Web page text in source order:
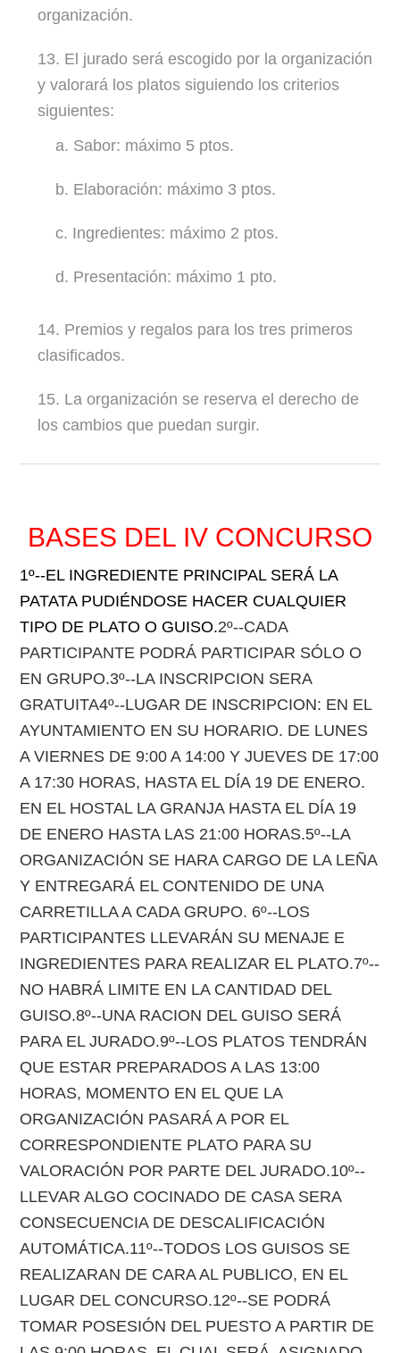
organización.
13. El jurado será escogido por la organización
y valorará los platos siguiendo los criterios
siguientes:
a. Sabor: máximo 5 ptos.
b. Elaboración: máximo 3 ptos.
c. Ingredientes: máximo 2 ptos.
d. Presentación: máximo 1 pto.
14. Premios y regalos para los tres primeros
clasificados.
15. La organización se reserva el derecho de
los cambios que puedan surgir.
BASES DEL IV CONCURSO
1º--EL INGREDIENTE PRINCIPAL SERÁ LA
PATATA PUDIÉNDOSE HACER CUALQUIER
TIPO DE PLATO O GUISO.2º--CADA
PARTICIPANTE PODRÁ PARTICIPAR SÓLO O
EN GRUPO.3º--LA INSCRIPCION SERA
GRATUITA4º--LUGAR DE INSCRIPCION: EN EL
AYUNTAMIENTO EN SU HORARIO. DE LUNES
A VIERNES DE 9:00 A 14:00 Y JUEVES DE 17:00
A 17:30 HORAS, HASTA EL DÍA 19 DE ENERO.
EN EL HOSTAL LA GRANJA HASTA EL DÍA 19
DE ENERO HASTA LAS 21:00 HORAS.5º--LA
ORGANIZACIÓN SE HARA CARGO DE LA LEÑA
Y ENTREGARÁ EL CONTENIDO DE UNA
CARRETILLA A CADA GRUPO. 6º--LOS
PARTICIPANTES LLEVARÁN SU MENAJE E
INGREDIENTES PARA REALIZAR EL PLATO.7º--
NO HABRÁ LIMITE EN LA CANTIDAD DEL
GUISO.8º--UNA RACION DEL GUISO SERÁ
PARA EL JURADO.9º--LOS PLATOS TENDRÁN
QUE ESTAR PREPARADOS A LAS 13:00
HORAS, MOMENTO EN EL QUE LA
ORGANIZACIÓN PASARÁ A POR EL
CORRESPONDIENTE PLATO PARA SU
VALORACIÓN POR PARTE DEL JURADO.10º--
LLEVAR ALGO COCINADO DE CASA SERA
CONSECUENCIA DE DESCALIFICACIÓN
AUTOMÁTICA.11º--TODOS LOS GUISOS SE
REALIZARAN DE CARA AL PUBLICO, EN EL
LUGAR DEL CONCURSO.12º--SE PODRÁ
TOMAR POSESIÓN DEL PUESTO A PARTIR DE